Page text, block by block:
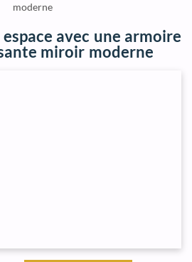
moderne
avec une armoire
miroir moderne